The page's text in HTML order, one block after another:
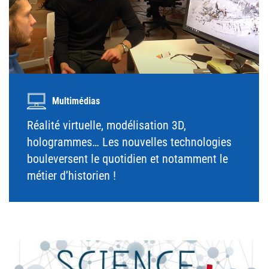
Multimédias
Réalité virtuelle, modélisation 3D,
hologrammes… Les nouvelles technologies
bouleversent le quotidien et notamment le
métier d’historien !